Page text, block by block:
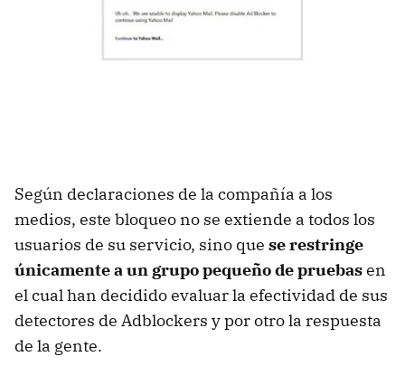
Según declaraciones de la compañía a los
medios, este bloqueo no se extiende a todos los
usuarios de su servicio, sino que se restringe
únicamente a un grupo pequeño de pruebasen
el cual han decidido evaluar la efectividad de sus
detectores de Adblockers y por otro la respuesta
de la gente.